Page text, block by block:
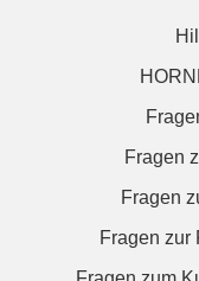
Fragen
Fragen
Fragen zur